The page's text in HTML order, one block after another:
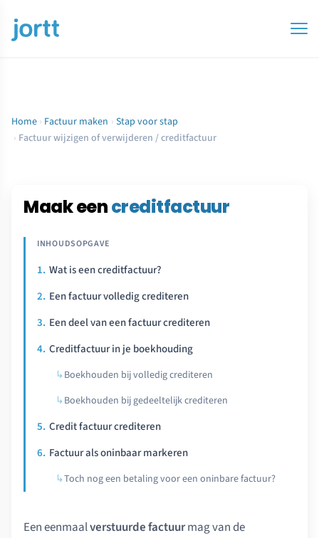
Home › Factuur maken › Stap voor stap
› Factuur wijzigen of verwijderen / creditfactuur
Maak eencreditfactuur
Wat is een creditfactuur?
Een factuur volledig crediteren
Een deel van een factuur crediteren
Creditfactuur in je boekhouding
Boekhouden bij volledig crediteren
Boekhouden bij gedeeltelijk crediteren
Credit factuur crediteren
Factuur als oninbaar markeren
Toch nog een betaling voor een oninbare factuur?
Een eenmaalverstuurde factuurmag van de